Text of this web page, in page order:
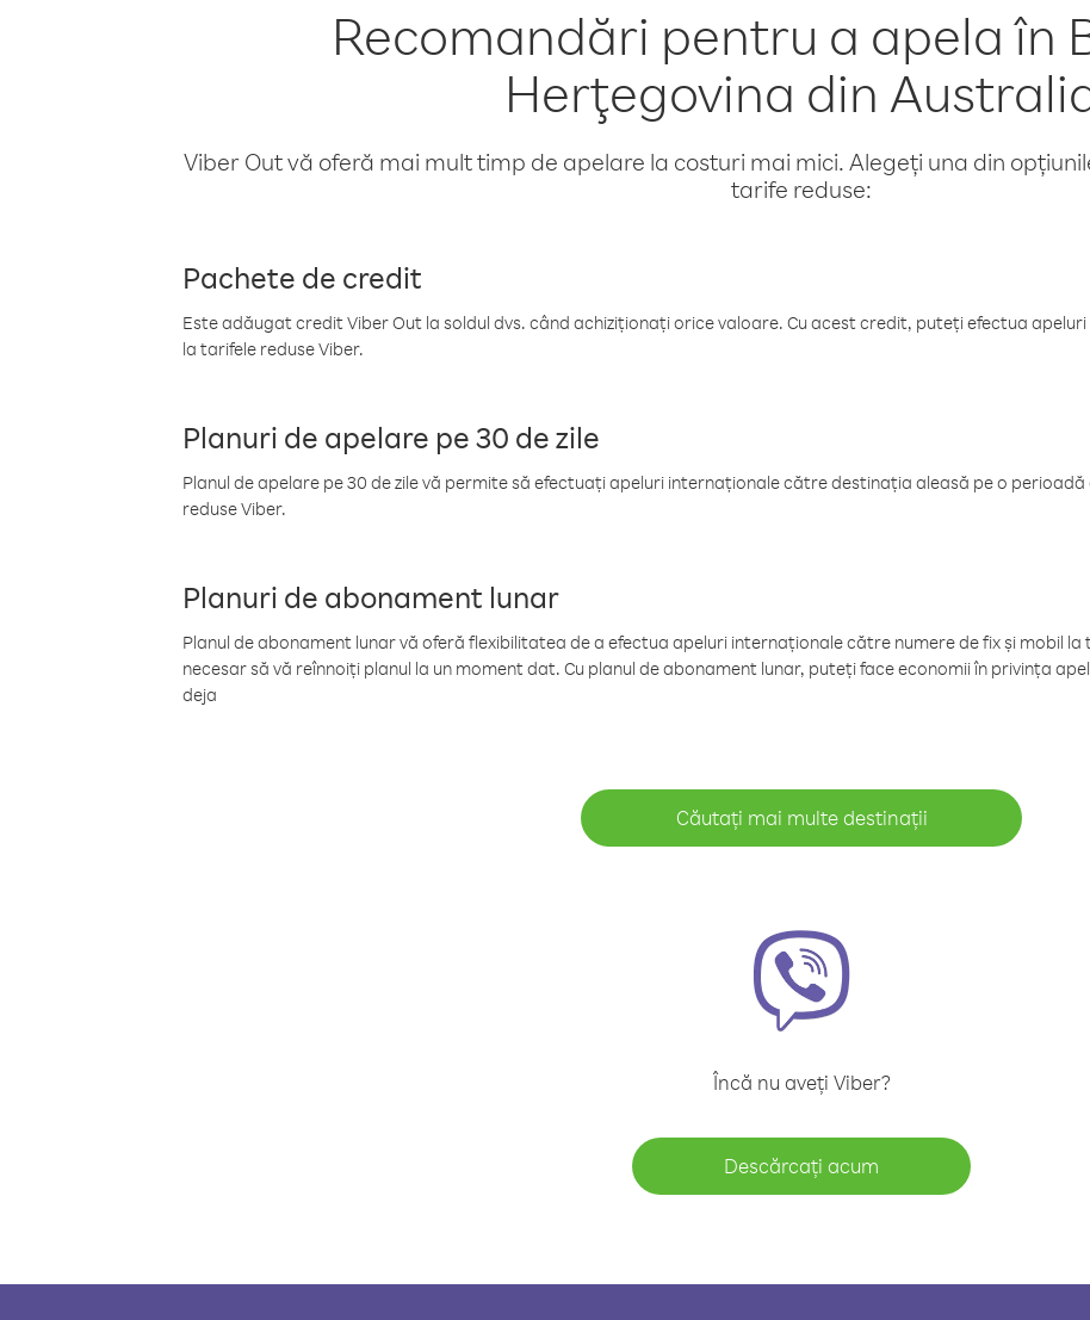
Recomandări pentru a apela în
Herţegovina din
Viber Out vă oferă mai mult timp de apelare la costuri mai mici. Alegeți una din
tarife reduse:
Pachete de credit
Este adăugat credit Viber Out la soldul dvs. când achiziționați orice valoare. Cu acest credit, puteți efectua
la tarifele reduse Viber.
Planuri de apelare pe 30 de zile
Planul de apelare pe 30 de zile vă permite să efectuați apeluri internaționale către destinația aleasă pe o perioadă
reduse Viber.
Planuri de abonament lunar
Planul de abonament lunar vă oferă flexibilitatea de a efectua apeluri internaționale către numere de fix și mobil la
necesar să vă reînnoiți planul la un moment dat. Cu planul de abonament lunar, puteți face economii în privința
deja
Căutați mai multe destinații
Încă nu aveți Viber?
Descărcați acum